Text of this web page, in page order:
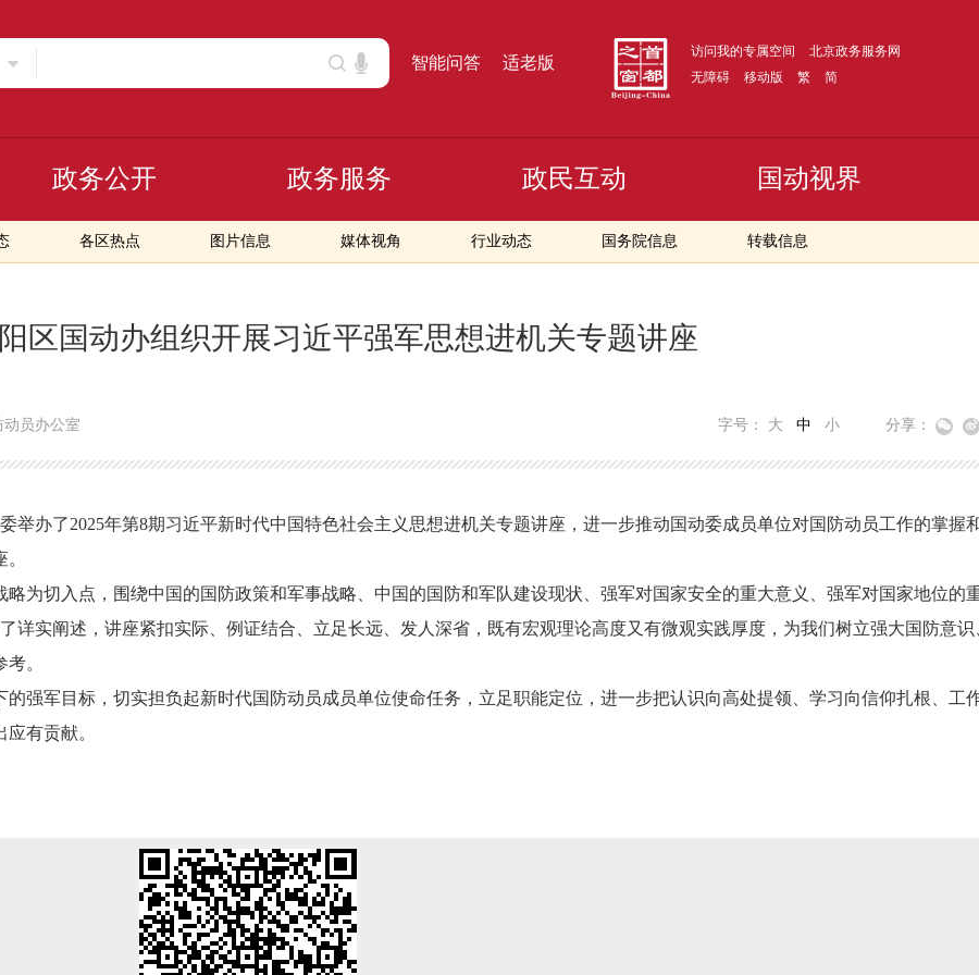
智能问答 适老版
访问我的专属空间
北京政务服务网
无障碍
移动版 繁 简
各区热点 图片信息 媒体视角 行业动态 国务院信息 转载信息
政务公开 政务服务 政民互动 国动视界
区国动办组织开展习近平强军思想进机关专题讲座
员办公室 字号： 大 中 小 分享：
举办了2025年第8期习近平新时代中国特色社会主义思想进机关专题讲座，进一步推动国动委成员单位对国防动员工作的掌握
为切入点，围绕中国的国防政策和军事战略、中国的国防和军队建设现状、强军对国家安全的重大意义、强军对国家地位的
详实阐述，讲座紧扣实际、例证结合、立足长远、发人深省，既有宏观理论高度又有微观实践厚度，为我们树立强大国防意识
考。
强军目标，切实担负起新时代国防动员成员单位使命任务，立足职能定位，进一步把认识向高处提领、学习向信仰扎根、工
有贡献。